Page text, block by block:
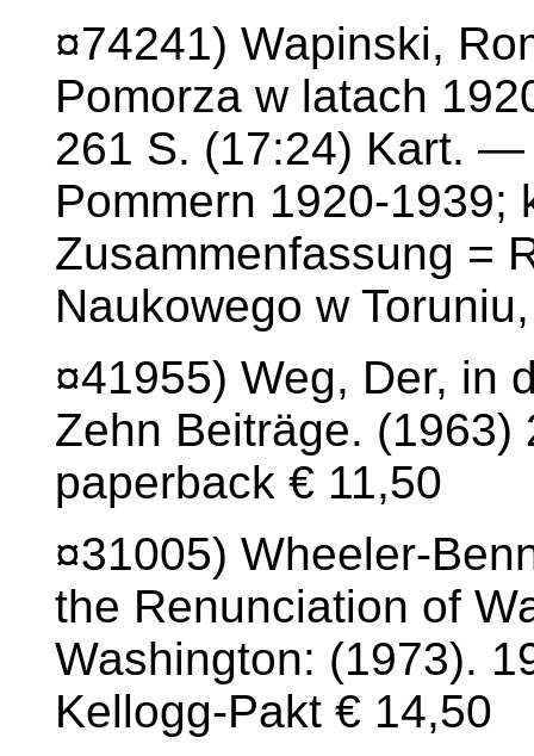
¤74241) Wapinski,
Pomorza w latach
261 S. (17:24) Kart.
Pommern 1920-1939;
Zusammenfassung =
Naukowego w
¤41955) Weg, Der, in
Zehn Beiträge. (1963)
paperback € 11,50
¤31005) Wheeler-
the Renunciation of
Washington: (1973).
Kellogg-Pakt € 14,50